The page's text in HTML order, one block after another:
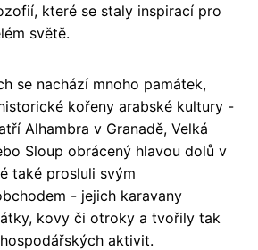
které se staly inspirací pro
světě.
se nachází mnoho památek,
kořeny arabské kultury -
Alhambra v Granadě, Velká
Sloup obrácený hlavou dolů v
také prosluli svým
- jejich karavany
kovy či otroky a tvořily tak
aktivit.